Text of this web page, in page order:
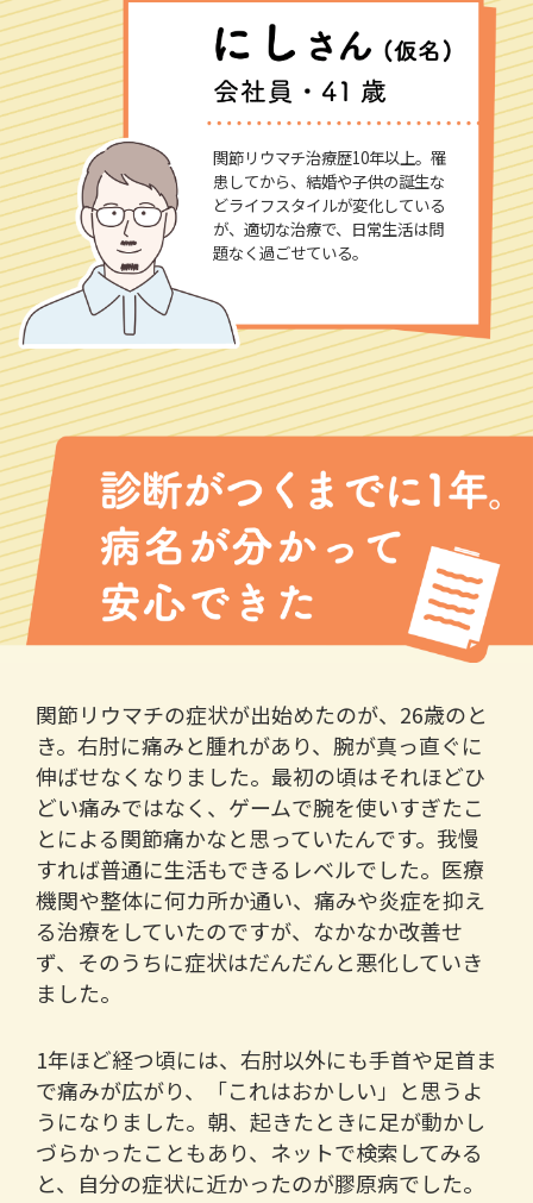
関節リウマチ治療歴10年以上。罹
患してから、結婚や子供の誕生な
どライフスタイルが変化している
が、適切な治療で、日常生活は問
題なく過ごせている。
関節リウマチの症状が出始めたのが、26歳のと
き。右肘に痛みと腫れがあり、腕が真っ直ぐに
伸ばせなくなりました。最初の頃はそれほどひ
どい痛みではなく、ゲームで腕を使いすぎたこ
とによる関節痛かなと思っていたんです。我慢
すれば普通に生活もできるレベルでした。医療
機関や整体に何カ所か通い、痛みや炎症を抑え
る治療をしていたのですが、なかなか改善せ
ず、そのうちに症状はだんだんと悪化していき
ました。
1年ほど経つ頃には、右肘以外にも手首や足首ま
で痛みが広がり、「これはおかしい」と思うよ
うになりました。朝、起きたときに足が動かし
づらかったこともあり、ネットで検索してみる
と、自分の症状に近かったのが膠原病でした。